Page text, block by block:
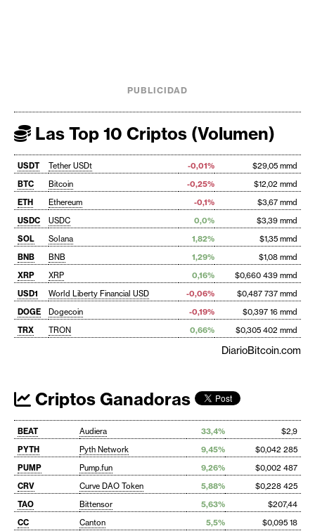
PUBLICIDAD
Las Top 10 Criptos (Volumen)
USDT Tether USDt -0,01%
$29,05 mmd
BTC
Bitcoin -0,25%
$12,02 mmd
ETH
Ethereum -0,1%
$3,67 mmd
USDC
USDC 0,0%
$3,39 mmd
SOL
Solana 1,82%
$1,35 mmd
BNB
BNB 1,29%
$1,08 mmd
XRP
XRP 0,16%
$0,660 439 mmd
USD1
World Liberty Financial USD -0,06%
$0,487 737 mmd
DOGE
Dogecoin -0,19%
$0,397 16 mmd
TRX
TRON 0,66% $0,305 402 mmd
DiarioBitcoin.com
Criptos Ganadoras
BEAT Audiera 33,4%
$2,9
PYTH
Pyth Network 9,45%
$0,042 285
PUMP
Pump.fun 9,26%
$0,002 487
CRV
Curve DAO Token 5,88%
$0,228 425
TAO
Bittensor 5,63%
$207,44
CC
Canton 5,5% $0,095 18